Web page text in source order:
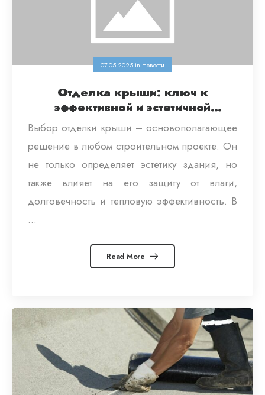
07.05.2025 in Новости
Отделка крыши: ключ к
эффективной и эстетичной
Выбор отделки крыши – основополагающее
решение в любом строительном проекте. Он
не только определяет эстетику здания, но
также влияет на его защиту от влаги,
долговечность и тепловую эффективность. В
...
Read More